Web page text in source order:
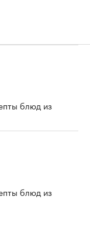
блюд из
блюд из